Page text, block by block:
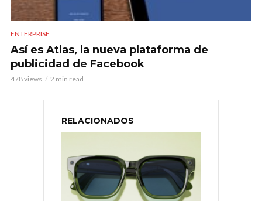
ENTERPRISE
Así es Atlas, la nueva plataforma de
publicidad de Facebook
478 views 2 min read
RELACIONADOS